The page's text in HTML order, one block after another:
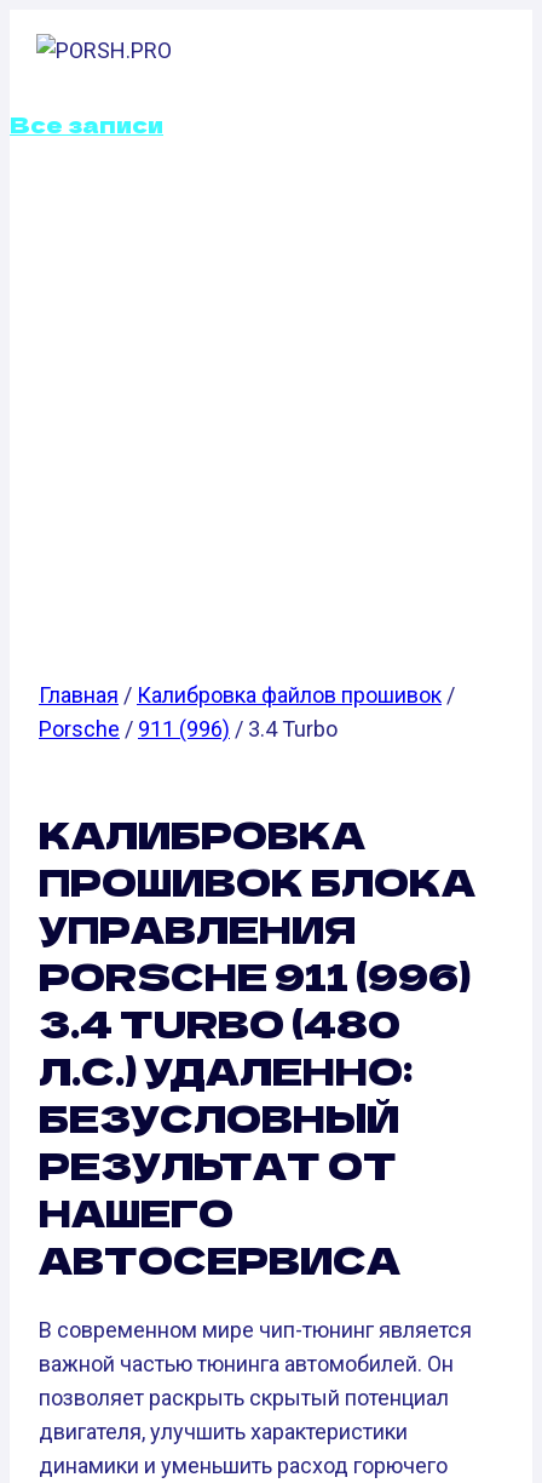
Все записи
Главная / Калибровка файлов прошивок /
Porsche / 911 (996) / 3.4 Turbo
КАЛИБРОВКА
ПРОШИВОК БЛОКА
УПРАВЛЕНИЯ
PORSCHE 911 (996)
3.4 TURBO (480
Л.С.) УДАЛЕННО:
БЕЗУСЛОВНЫЙ
РЕЗУЛЬТАТ ОТ
НАШЕГО
АВТОСЕРВИСА
В современном мире чип-тюнинг является
важной частью тюнинга автомобилей. Он
позволяет раскрыть скрытый потенциал
двигателя, улучшить характеристики
динамики и уменьшить расход горючего